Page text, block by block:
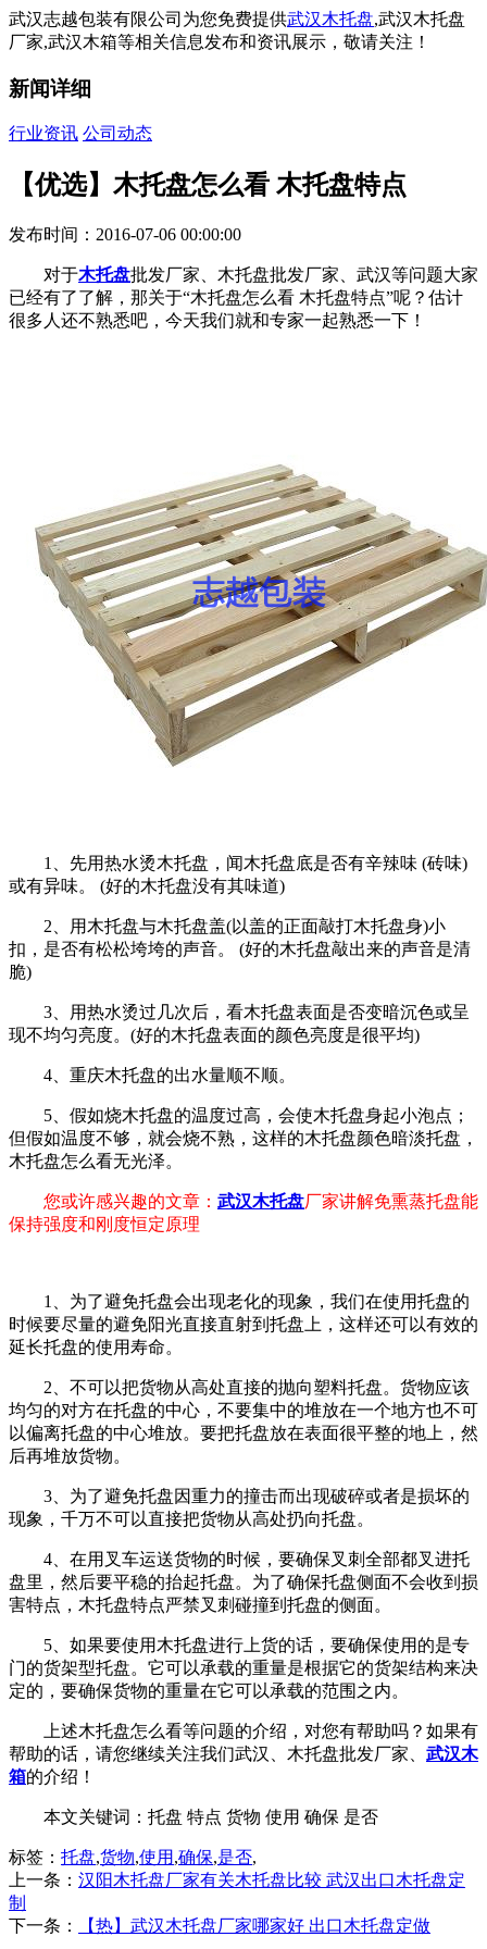
武汉志越包装有限公司为您免费提供武汉木托盘,武汉木托盘
厂家,武汉木箱等相关信息发布和资讯展示，敬请关注！
新闻详细
行业资讯 公司动态
【优选】木托盘怎么看 木托盘特点
发布时间：2016-07-06 00:00:00
对于木托盘批发厂家、木托盘批发厂家、武汉等问题大家
已经有了了解，那关于“木托盘怎么看 木托盘特点”呢？估计
很多人还不熟悉吧，今天我们就和专家一起熟悉一下！
1、先用热水烫木托盘，闻木托盘底是否有辛辣味 (砖味)
或有异味。 (好的木托盘没有其味道)
2、用木托盘与木托盘盖(以盖的正面敲打木托盘身)小
扣，是否有松松垮垮的声音。 (好的木托盘敲出来的声音是清
脆)
3、用热水烫过几次后，看木托盘表面是否变暗沉色或呈
现不均匀亮度。(好的木托盘表面的颜色亮度是很平均)
4、重庆木托盘的出水量顺不顺。
5、假如烧木托盘的温度过高，会使木托盘身起小泡点；
但假如温度不够，就会烧不熟，这样的木托盘颜色暗淡托盘，
木托盘怎么看无光泽。
您或许感兴趣的文章： 武汉木托盘厂家讲解免熏蒸托盘能
保持强度和刚度恒定原理
1、为了避免托盘会出现老化的现象，我们在使用托盘的
时候要尽量的避免阳光直接直射到托盘上，这样还可以有效的
延长托盘的使用寿命。
2、不可以把货物从高处直接的抛向塑料托盘。货物应该
均匀的对方在托盘的中心，不要集中的堆放在一个地方也不可
以偏离托盘的中心堆放。要把托盘放在表面很平整的地上，然
后再堆放货物。
3、为了避免托盘因重力的撞击而出现破碎或者是损坏的
现象，千万不可以直接把货物从高处扔向托盘。
4、在用叉车运送货物的时候，要确保叉刺全部都叉进托
盘里，然后要平稳的抬起托盘。为了确保托盘侧面不会收到损
害特点，木托盘特点严禁叉刺碰撞到托盘的侧面。
5、如果要使用木托盘进行上货的话，要确保使用的是专
门的货架型托盘。它可以承载的重量是根据它的货架结构来决
定的，要确保货物的重量在它可以承载的范围之内。
上述木托盘怎么看等问题的介绍，对您有帮助吗？如果有
帮助的话，请您继续关注我们武汉、木托盘批发厂家、 武汉木
箱的介绍！
本文关键词： 托盘 特点 货物 使用 确保 是否
标签： 托盘,货物,使用 ,确保,是否,
上一条： 汉阳木托盘厂家有关木托盘比较 武汉出口木托盘定
制
下一条：
【热】武汉木托盘厂家哪家好 出口木托盘定做